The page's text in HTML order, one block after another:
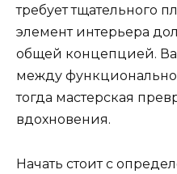
требует тщательного
элемент интерьера
общей концепцией.
между
тогда мастерская
вдохновения.
Начать стоит с